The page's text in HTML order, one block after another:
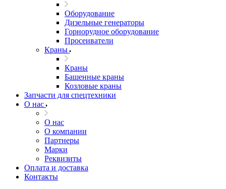
Оборудование
Дизельные генераторы
Горнорудное оборудование
Просеиватели
Краны
Краны
Башенные краны
Козловые краны
Запчасти для спецтехники
О нас
О нас
О компании
Партнеры
Марки
Реквизиты
Оплата и доставка
Контакты